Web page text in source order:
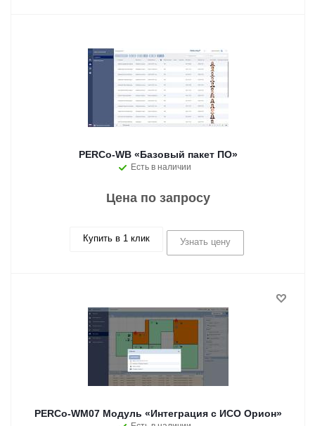
PERCo-WB «Базовый пакет ПО»
Есть в наличии
Цена по запросу
Купить в 1 клик Узнать цену
PERCo-WM07 Модуль «Интеграция с ИСО Орион»